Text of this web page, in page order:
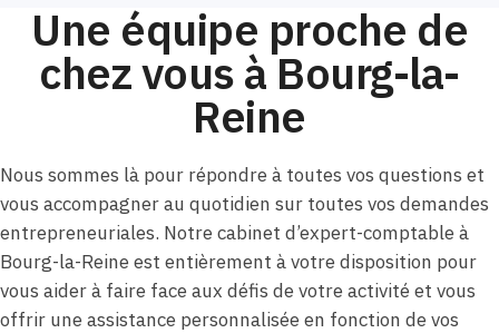
Une équipe proche de
chez vous à Bourg-la-
Reine
Nous sommes là pour répondre à toutes vos questions et
vous accompagner au quotidien sur toutes vos demandes
entrepreneuriales. Notre cabinet d’expert-comptable à
Bourg-la-Reine est entièrement à votre disposition pour
vous aider à faire face aux défis de votre activité et vous
offrir une assistance personnalisée en fonction de vos